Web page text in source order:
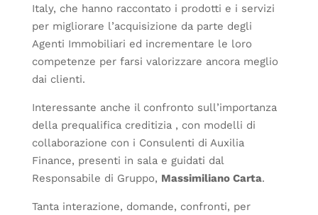
Italy, che hanno raccontato i prodotti e i servizi
per migliorare l’acquisizione da parte degli
Agenti Immobiliari ed incrementare le loro
competenze per farsi valorizzare ancora meglio
dai clienti.
Interessante anche il confronto sull’importanza
della prequalifica creditizia , con modelli di
collaborazione con i Consulenti di Auxilia
Finance, presenti in sala e guidati dal
Responsabile di Gruppo, Massimiliano Carta.
Tanta interazione, domande, confronti, per